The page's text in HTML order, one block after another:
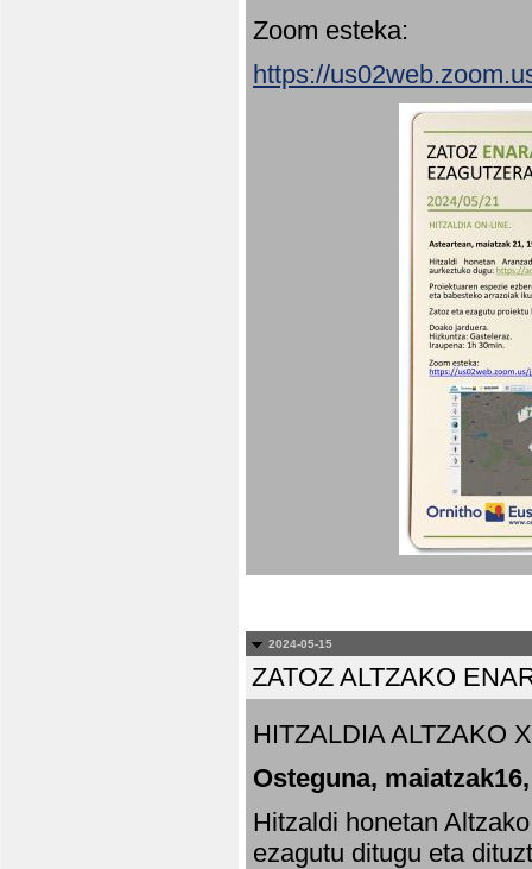
Zoom esteka:
https://
2024-05-15
ZATOZ ALTZAKO
HITZALDIA ALTZAKO
Osteguna,
Hitzaldi honetan
ezagutu ditugu eta